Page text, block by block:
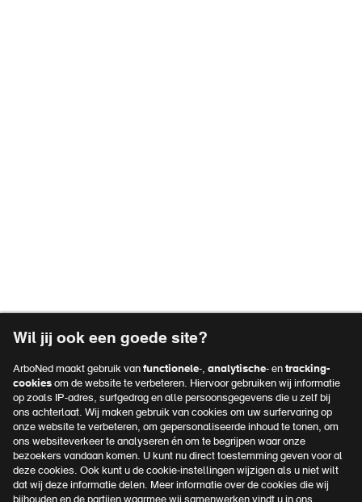
Wil jij ook een goede site?
ArboNed maakt gebruik van functionele-, analytische- en tracking-
cookiesom de website te verbeteren. Hiervoor gebruiken wij informatie
op zoals IP-adres, surfgedrag en alle persoonsgegevens die u zelf bij
ons achterlaat. Wij maken gebruik van cookies om uw surfervaring op
onze website te verbeteren, om gepersonaliseerde inhoud te tonen, om
ons websiteverkeer te analyseren én om te begrijpen waar onze
bezoekers vandaan komen. U kunt nu direct toestemming geven voor al
deze cookies. Ook kunt u de cookie-instellingen wijzigen als u niet wilt
dat wij deze informatie delen. Meer informatie over de cookies die wij